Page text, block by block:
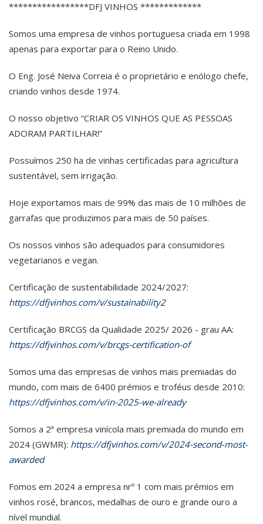
*****************DFJ VINHOS *************
Somos uma empresa de vinhos portuguesa criada em 1998
apenas para exportar para o Reino Unido.
O Eng. José Neiva Correia é o proprietário e enólogo chefe,
criando vinhos desde 1974.
O nosso objetivo “CRIAR OS VINHOS QUE AS PESSOAS
ADORAM PARTILHAR!”
Possuímos 250 ha de vinhas certificadas para agricultura
sustentável, sem irrigação.
Hoje exportamos mais de 99% das mais de 10 milhões de
garrafas que produzimos para mais de 50 países.
Os nossos vinhos são adequados para consumidores
vegetarianos e vegan.
Certificação de sustentabilidade 2024/2027:
https://dfjvinhos.com/v/sustainability2
Certificação BRCGS da Qualidade 2025/ 2026 - grau AA:
https://dfjvinhos.com/v/brcgs-certification-of
Somos uma das empresas de vinhos mais premiadas do
mundo, com mais de 6400 prémios e troféus desde 2010:
https://dfjvinhos.com/v/in-2025-we-already
Somos a 2ª empresa vinícola mais premiada do mundo em
2024 (GWMR): https://dfjvinhos.com/v/2024-second-most-
awarded
Fomos em 2024 a empresa nrº 1 com mais prémios em
vinhos rosé, brancos, medalhas de ouro e grande ouro a
nível mundial.